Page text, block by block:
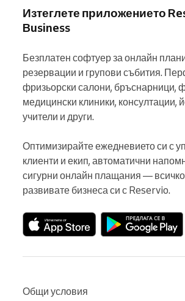
Изтеглете приложението
Business
Безплатен софтуер за онлайн
резервации и групови събития.
фризьорски салони, бръснарници,
медицински клиники, консултации,
учители и други.
Оптимизирайте ежедневието си с
клиенти и екип, автоматични
сигурни онлайн плащания — всичко
развивате бизнеса си с Reservio.
Общи условия